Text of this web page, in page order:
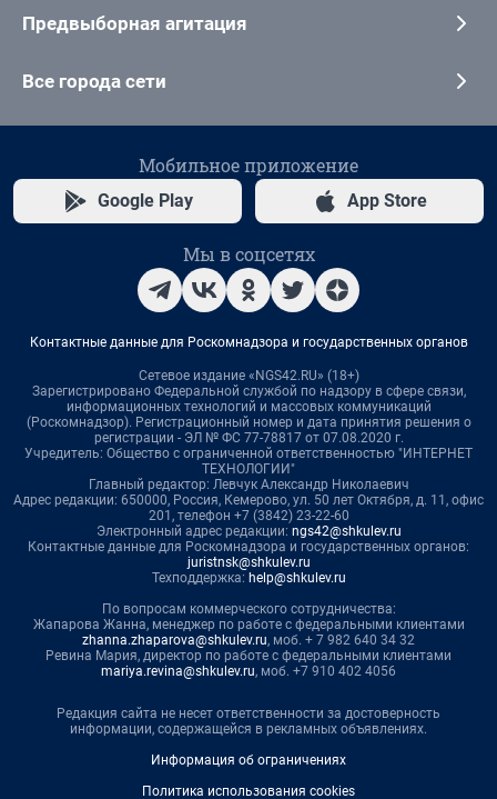
Предвыборная агитация
Все города сети
Мобильное приложение
Google Play App Store
Мы в соцсетях
Контактные данные для Роскомнадзора и государственных органов
Сетевое издание «NGS42.RU» (18+)
Зарегистрировано Федеральной службой по надзору в сфере связи,
информационных технологий и массовых коммуникаций
(Роскомнадзор). Регистрационный номер и дата принятия решения о
регистрации - ЭЛ № ФС 77-78817 от 07.08.2020 г.
Учредитель: Общество с ограниченной ответственностью "ИНТЕРНЕТ
ТЕХНОЛОГИИ"
Главный редактор: Левчук Александр Николаевич
Адрес редакции: 650000, Россия, Кемерово, ул. 50 лет Октября, д. 11, офис
201, телефон +7 (3842) 23-22-60
Электронный адрес редакции: ngs42@shkulev.ru
Контактные данные для Роскомнадзора и государственных органов:
juristnsk@shkulev.ru
Техподдержка: help@shkulev.ru
По вопросам коммерческого сотрудничества:
Жапарова Жанна, менеджер по работе с федеральными клиентами
zhanna.zhaparova@shkulev.ru, моб. + 7 982 640 34 32
Ревина Мария, директор по работе с федеральными клиентами
mariya.revina@shkulev.ru, моб. +7 910 402 4056
Редакция сайта не несет ответственности за достоверность
информации, содержащейся в рекламных объявлениях.
Информация об ограничениях
Политика использования cookies